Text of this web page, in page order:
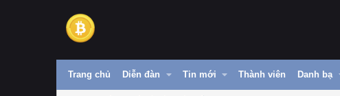
Trang chủ Diễn đàn Tin mới Thành viên Danh bạ